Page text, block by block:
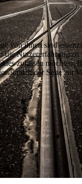
von ihnen sind
die Nutzererfahrung
zulassen möchten.
der Seite zur